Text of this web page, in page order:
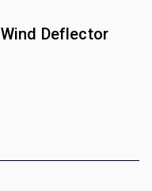
Deflector